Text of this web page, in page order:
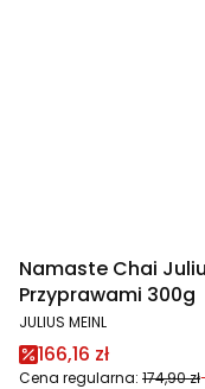
Namaste Chai
Przyprawami 300g
PRODUCENT
JULIUS MEINL
Cena promocyjna
166,16 zł
Cena regularna: 174,90 zł